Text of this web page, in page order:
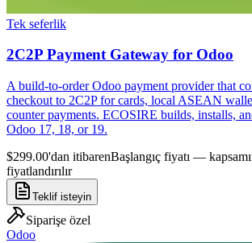
Tek seferlik
2C2P Payment Gateway for Odoo
A build-to-order Odoo payment provider that
checkout to 2C2P for cards, local ASEAN
counter payments. ECOSIRE builds, installs,
Odoo 17, 18, or 19.
$299.00'dan itibarenBaşlangıç fiyatı —
fiyatlandırılır
Teklif isteyin
Siparişe özel
Odoo